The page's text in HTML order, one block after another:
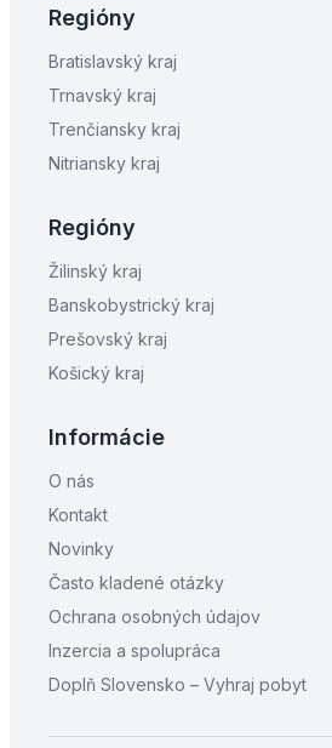
Regióny
Bratislavský kraj
Trnavský kraj
Trenčiansky kraj
Nitriansky kraj
Regióny
Žilinský kraj
Banskobystrický kraj
Prešovský kraj
Košický kraj
Informácie
O nás
Kontakt
Novinky
Často kladené otázky
Ochrana osobných údajov
Inzercia a spolupráca
Doplň Slovensko – Vyhraj pobyt